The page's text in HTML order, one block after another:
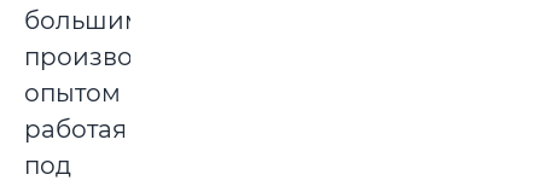
большим
производственным
опытом
работая
под